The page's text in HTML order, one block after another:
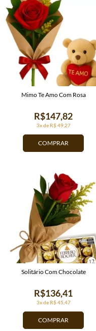
COMPRAR
3x de R$ 49,27
R$147,82
Mimo Te Amo Com Rosa
COMPRAR
3x de R$ 45,47
R$136,41
Solitário Com Chocolate